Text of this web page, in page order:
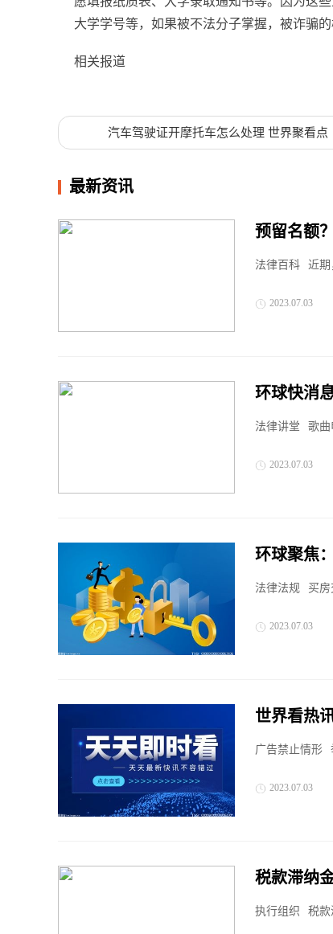
大学学号等，如果被不法分子掌握，被诈骗
相关报道
汽车驾驶证开摩托车怎么处理 世界聚看点
最新资讯
预留名额
法律百科 近期
2023.07.03
环球快消
法律讲堂 歌曲
2023.07.03
环球聚焦
法律法规 买
2023.07.03
世界看热
的举报窗
广告禁止情形
2023.07.03
税款滞纳
执行组织 税款